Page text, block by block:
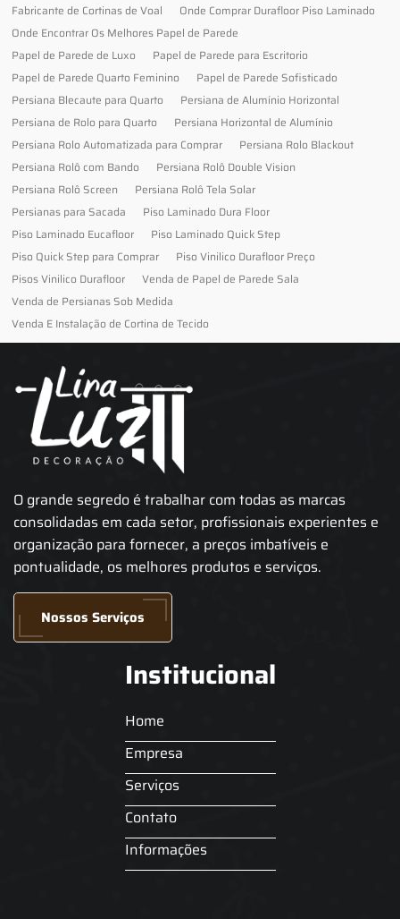
Fabricante de Cortinas de Voal
Onde Comprar Durafloor Piso Laminado
Onde Encontrar Os Melhores Papel de Parede
Papel de Parede de Luxo
Papel de Parede para Escritorio
Papel de Parede Quarto Feminino
Papel de Parede Sofisticado
Persiana Blecaute para Quarto
Persiana de Alumínio Horizontal
Persiana de Rolo para Quarto
Persiana Horizontal de Alumínio
Persiana Rolo Automatizada para Comprar
Persiana Rolo Blackout
Persiana Rolô com Bando
Persiana Rolô Double Vision
Persiana Rolô Screen
Persiana Rolô Tela Solar
Persianas para Sacada
Piso Laminado Dura Floor
Piso Laminado Eucafloor
Piso Laminado Quick Step
Piso Quick Step para Comprar
Piso Vinilico Durafloor Preço
Pisos Vinilico Durafloor
Venda de Papel de Parede Sala
Venda de Persianas Sob Medida
Venda E Instalação de Cortina de Tecido
O grande segredo é trabalhar com todas as marcas
consolidadas em cada setor, profissionais experientes e
organização para fornecer, a preços imbatíveis e
pontualidade, os melhores produtos e serviços.
Nossos Serviços
Institucional
Home
Empresa
Serviços
Contato
Informações